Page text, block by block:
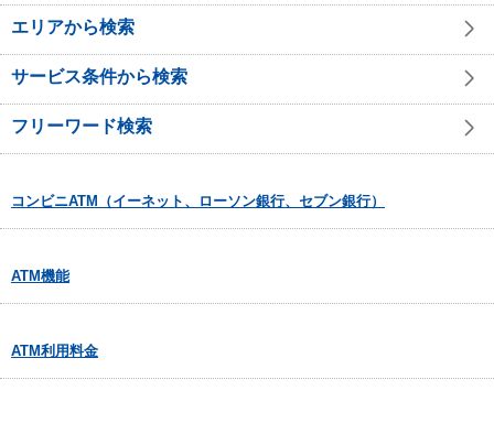
エリアから検索
サービス条件から検索
フリーワード検索
コンビニATM（イーネット、ローソン銀行、セブン銀行）
ATM機能
ATM利用料金